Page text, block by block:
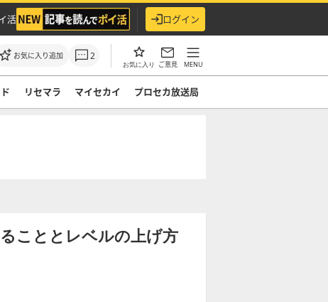
活 ログイン
お気に入り追加 2
お気に入り ご意見 MENU
リセマラ マイセカイ プロセカ放送局
こととレベルの上げ方